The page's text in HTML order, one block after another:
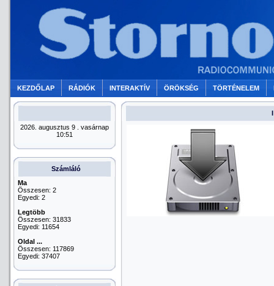
KEZDŐLAP RÁDIÓK INTERAKTÍV ÖRÖKSÉG TÖRTÉNELEM
2026. augusztus 9 . vasárnap
10:51
Számláló
Ma
Összesen: 2
Egyedi: 2
Legtöbb
Összesen: 31833
Egyedi: 11654
Oldal ...
Összesen: 117869
Egyedi: 37407